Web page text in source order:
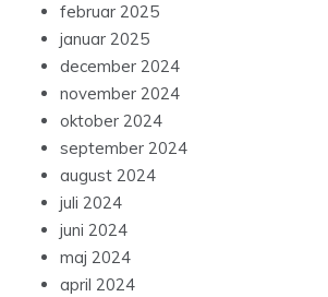
februar 2025
januar 2025
december 2024
november 2024
oktober 2024
september 2024
august 2024
juli 2024
juni 2024
maj 2024
april 2024